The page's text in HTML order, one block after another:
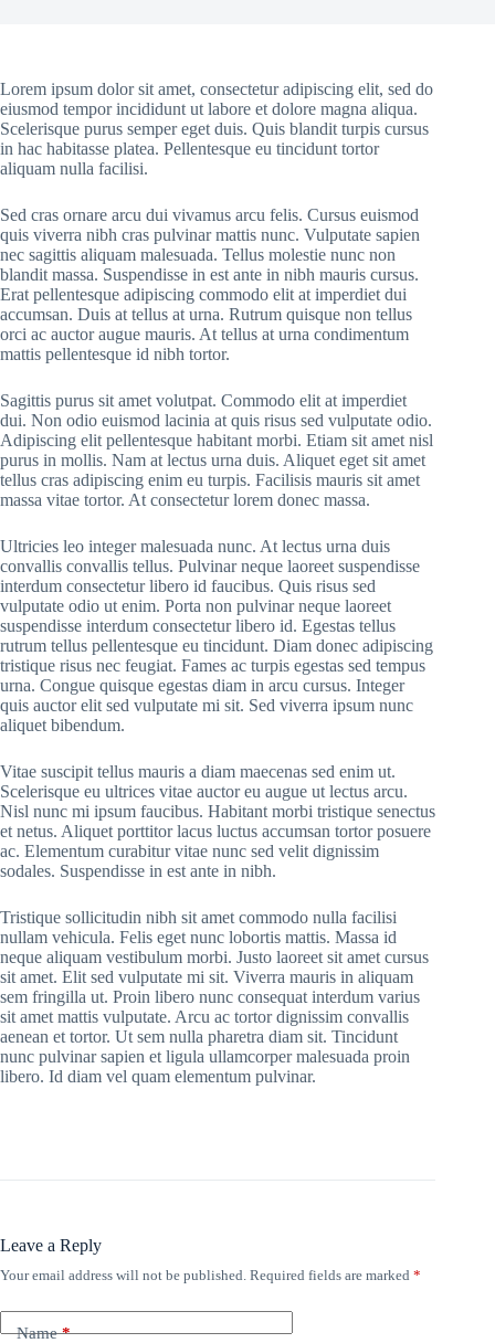
Lorem ipsum dolor sit amet, consectetur adipiscing elit, sed do
eiusmod tempor incididunt ut labore et dolore magna aliqua.
Scelerisque purus semper eget duis. Quis blandit turpis cursus
in hac habitasse platea. Pellentesque eu tincidunt tortor
aliquam nulla facilisi.
Sed cras ornare arcu dui vivamus arcu felis. Cursus euismod
quis viverra nibh cras pulvinar mattis nunc. Vulputate sapien
nec sagittis aliquam malesuada. Tellus molestie nunc non
blandit massa. Suspendisse in est ante in nibh mauris cursus.
Erat pellentesque adipiscing commodo elit at imperdiet dui
accumsan. Duis at tellus at urna. Rutrum quisque non tellus
orci ac auctor augue mauris. At tellus at urna condimentum
mattis pellentesque id nibh tortor.
Sagittis purus sit amet volutpat. Commodo elit at imperdiet
dui. Non odio euismod lacinia at quis risus sed vulputate odio.
Adipiscing elit pellentesque habitant morbi. Etiam sit amet nisl
purus in mollis. Nam at lectus urna duis. Aliquet eget sit amet
tellus cras adipiscing enim eu turpis. Facilisis mauris sit amet
massa vitae tortor. At consectetur lorem donec massa.
Ultricies leo integer malesuada nunc. At lectus urna duis
convallis convallis tellus. Pulvinar neque laoreet suspendisse
interdum consectetur libero id faucibus. Quis risus sed
vulputate odio ut enim. Porta non pulvinar neque laoreet
suspendisse interdum consectetur libero id. Egestas tellus
rutrum tellus pellentesque eu tincidunt. Diam donec adipiscing
tristique risus nec feugiat. Fames ac turpis egestas sed tempus
urna. Congue quisque egestas diam in arcu cursus. Integer
quis auctor elit sed vulputate mi sit. Sed viverra ipsum nunc
aliquet bibendum.
Vitae suscipit tellus mauris a diam maecenas sed enim ut.
Scelerisque eu ultrices vitae auctor eu augue ut lectus arcu.
Nisl nunc mi ipsum faucibus. Habitant morbi tristique senectus
et netus. Aliquet porttitor lacus luctus accumsan tortor posuere
ac. Elementum curabitur vitae nunc sed velit dignissim
sodales. Suspendisse in est ante in nibh.
Tristique sollicitudin nibh sit amet commodo nulla facilisi
nullam vehicula. Felis eget nunc lobortis mattis. Massa id
neque aliquam vestibulum morbi. Justo laoreet sit amet cursus
sit amet. Elit sed vulputate mi sit. Viverra mauris in aliquam
sem fringilla ut. Proin libero nunc consequat interdum varius
sit amet mattis vulputate. Arcu ac tortor dignissim convallis
aenean et tortor. Ut sem nulla pharetra diam sit. Tincidunt
nunc pulvinar sapien et ligula ullamcorper malesuada proin
libero. Id diam vel quam elementum pulvinar.
Leave a Reply
Your email address will not be published. Required fields are marked *
Name*